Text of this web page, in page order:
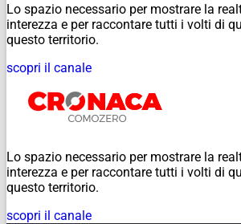
Lo spazio necessario per mostrare la
interezza e per raccontare tutti i volti di
questo territorio.
scopri il canale
Lo spazio necessario per mostrare la
interezza e per raccontare tutti i volti di
questo territorio.
scopri il canale